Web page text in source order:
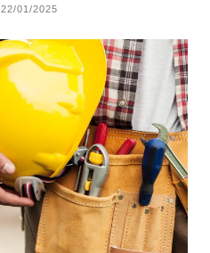
22/01/2025